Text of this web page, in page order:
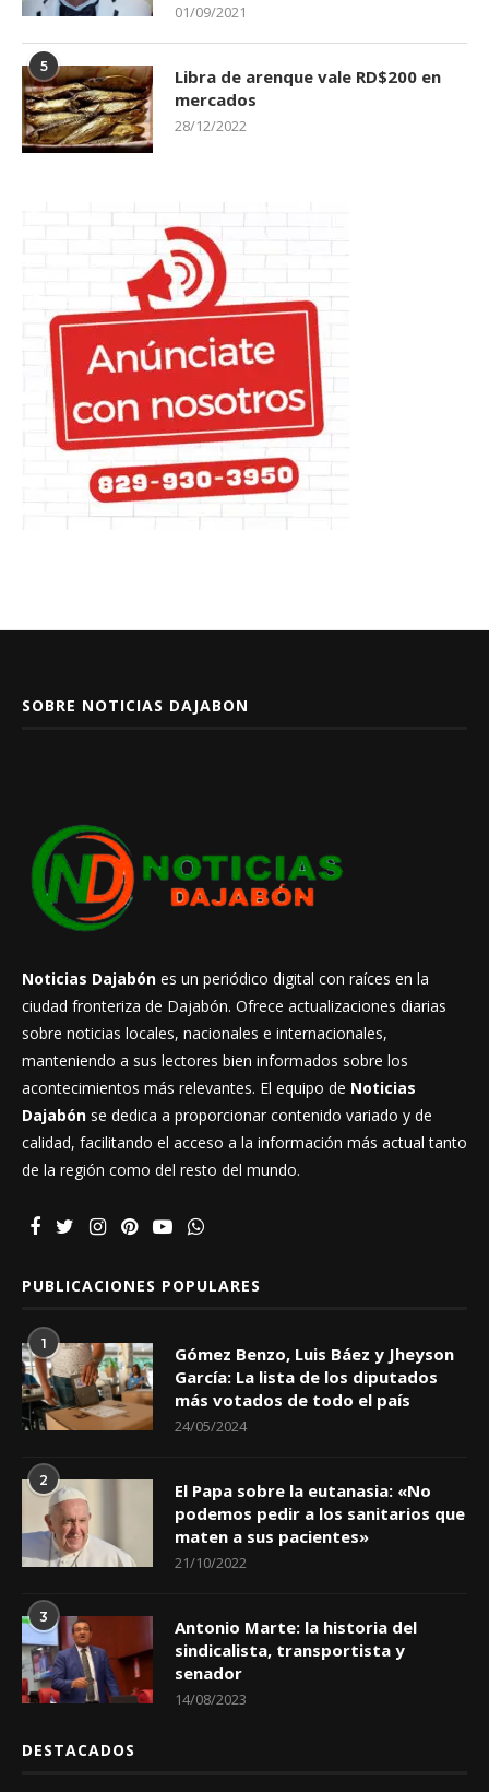
01/09/2021
5
Libra de arenque vale RD$200 en
mercados
28/12/2022
SOBRE NOTICIAS DAJABON
Noticias Dajabón es un periódico digital con raíces en la
ciudad fronteriza de Dajabón. Ofrece actualizaciones diarias
sobre noticias locales, nacionales e internacionales,
manteniendo a sus lectores bien informados sobre los
acontecimientos más relevantes. El equipo de Noticias
Dajabón se dedica a proporcionar contenido variado y de
calidad, facilitando el acceso a la información más actual tanto
de la región como del resto del mundo.
PUBLICACIONES POPULARES
1
Gómez Benzo, Luis Báez y Jheyson
García: La lista de los diputados
más votados de todo el país
24/05/2024
2
El Papa sobre la eutanasia: «No
podemos pedir a los sanitarios que
maten a sus pacientes»
21/10/2022
3
Antonio Marte: la historia del
sindicalista, transportista y
senador
14/08/2023
DESTACADOS